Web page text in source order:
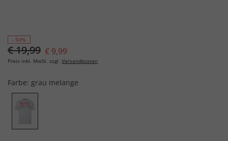
- 50%
€ 19,99 € 9,99
Preis inkl. MwSt. zzgl. Versandkosten
Farbe: grau melange